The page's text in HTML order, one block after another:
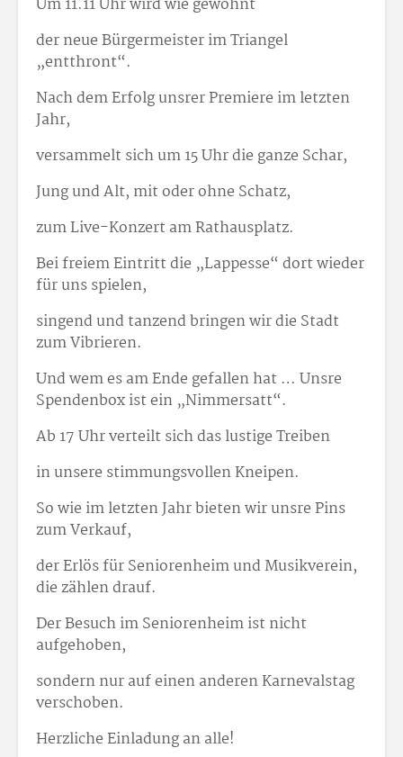
Um 11.11 Uhr wird wie gewohnt
der neue Bürgermeister im Triangel
„entthront“.
Nach dem Erfolg unsrer Premiere im letzten
Jahr,
versammelt sich um 15 Uhr die ganze Schar,
Jung und Alt, mit oder ohne Schatz,
zum Live-Konzert am Rathausplatz.
Bei freiem Eintritt die „Lappesse“ dort wieder
für uns spielen,
singend und tanzend bringen wir die Stadt
zum Vibrieren.
Und wem es am Ende gefallen hat … Unsre
Spendenbox ist ein „Nimmersatt“.
Ab 17 Uhr verteilt sich das lustige Treiben
in unsere stimmungsvollen Kneipen.
So wie im letzten Jahr bieten wir unsre Pins
zum Verkauf,
der Erlös für Seniorenheim und Musikverein,
die zählen drauf.
Der Besuch im Seniorenheim ist nicht
aufgehoben,
sondern nur auf einen anderen Karnevalstag
verschoben.
Herzliche Einladung an alle!